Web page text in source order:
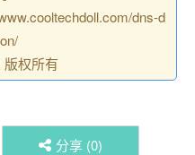
dns-d
权所有
分享 (0)